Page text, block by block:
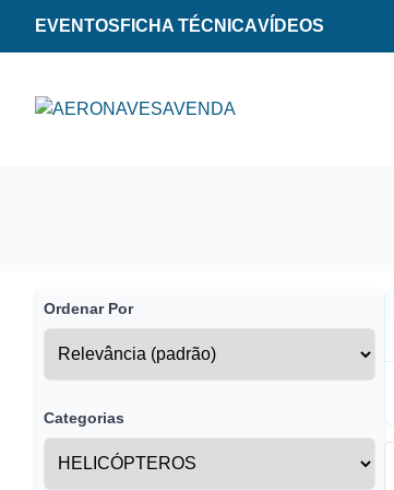
EVENTOS FICHA TÉCNICAVÍDEOS
Ordenar Por
Categorias